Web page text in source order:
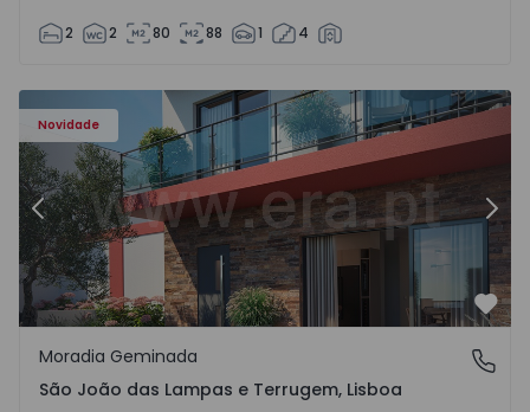
2 2 80 88 1 4
Novidade
Anterior
São João das Lampas e Terrugem, Lisboa
Moradia Geminada
São João das Lampas e Terrugem, Lisboa